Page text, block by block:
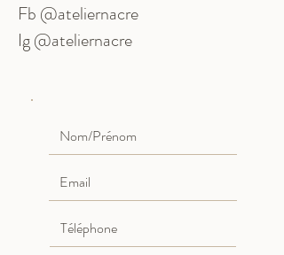
Fb @ateliernacre
Ig @ateliernacre